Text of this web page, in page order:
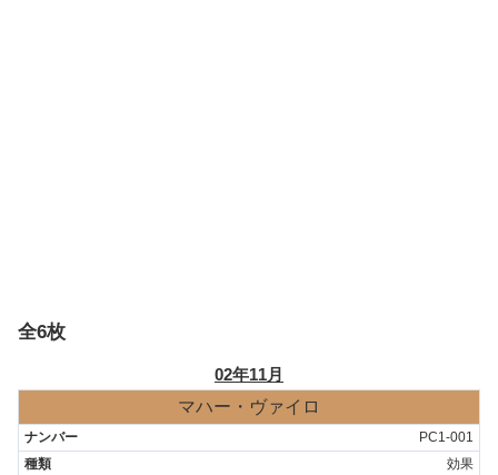
全6枚
02年11月
マハー・ヴァイロ
PC1-001
効果